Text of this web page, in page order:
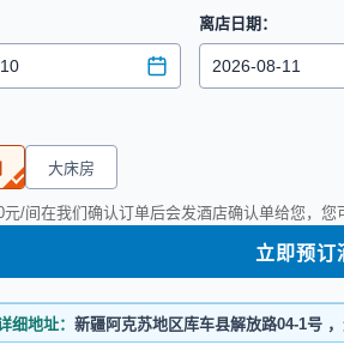
离店日期：
大床房
/间在我们确认订单后会发酒店确认单给您，您
立即预订
细地址： 新疆阿克苏地区库车县解放路04-1号 ，